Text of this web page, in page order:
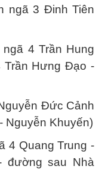
ngã 3 Đinh Tiên
4 Trần Hung
Hưng Đạo -
Đức Cảnh
Nguyễn Khuyến)
4 Quang Trung -
đường sau Nhà